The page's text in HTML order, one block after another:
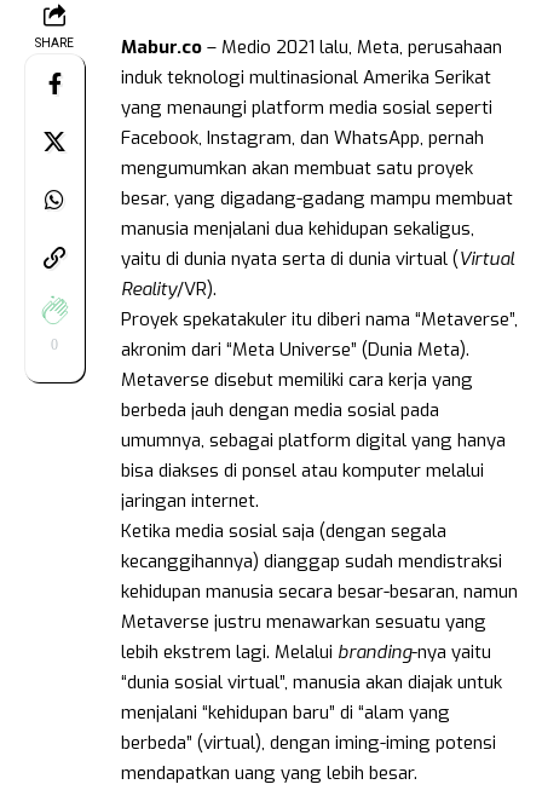
SHARE
0
Mabur.co – Medio 2021 lalu, Meta, perusahaan
induk teknologi multinasional Amerika Serikat
yang menaungi platform media sosial seperti
Facebook, Instagram, dan WhatsApp, pernah
mengumumkan akan membuat satu proyek
besar, yang digadang-gadang mampu membuat
manusia menjalani dua kehidupan sekaligus,
yaitu di dunia nyata serta di dunia virtual (Virtual
Reality/VR).
Proyek spekatakuler itu diberi nama “Metaverse”,
akronim dari “Meta Universe” (Dunia Meta).
Metaverse disebut memiliki cara kerja yang
berbeda jauh dengan media sosial pada
umumnya, sebagai platform digital yang hanya
bisa diakses di ponsel atau komputer melalui
jaringan internet.
Ketika media sosial saja (dengan segala
kecanggihannya) dianggap sudah mendistraksi
kehidupan manusia secara besar-besaran, namun
Metaverse justru menawarkan sesuatu yang
lebih ekstrem lagi. Melalui branding-nya yaitu
“dunia sosial virtual”, manusia akan diajak untuk
menjalani “kehidupan baru” di “alam yang
berbeda” (virtual), dengan iming-iming potensi
mendapatkan uang yang lebih besar.